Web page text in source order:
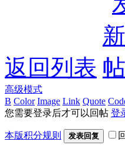
返回列表
高级模式
B Color Image Link Quote
您需要登录后才可以回帖 登
本版积分规则 发表回复